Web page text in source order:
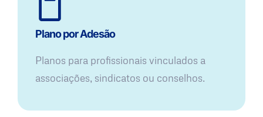
Plano por Adesão
Planos para profissionais vinculados a
associações, sindicatos ou conselhos.